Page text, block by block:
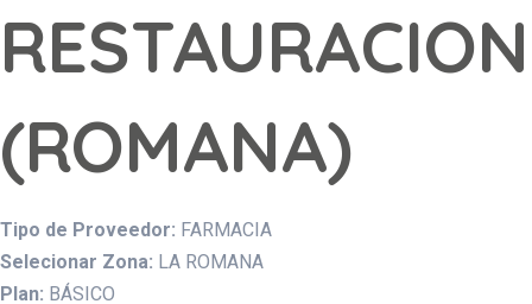
RESTAURACION
(ROMANA)
Tipo de Proveedor: FARMACIA
Selecionar Zona: LA ROMANA
Plan: BÁSICO